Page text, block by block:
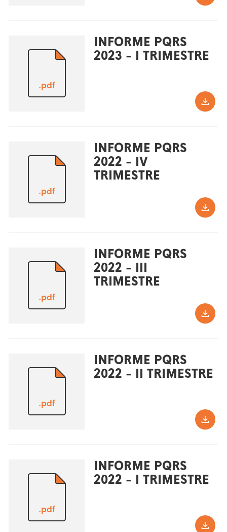
.pdf
INFORME PQRS
2023 - I TRIMESTRE
.pdf
INFORME PQRS
2022 - IV
TRIMESTRE
.pdf
INFORME PQRS
2022 - III
TRIMESTRE
.pdf
INFORME PQRS
2022 - II TRIMESTRE
.pdf
INFORME PQRS
2022 - I TRIMESTRE